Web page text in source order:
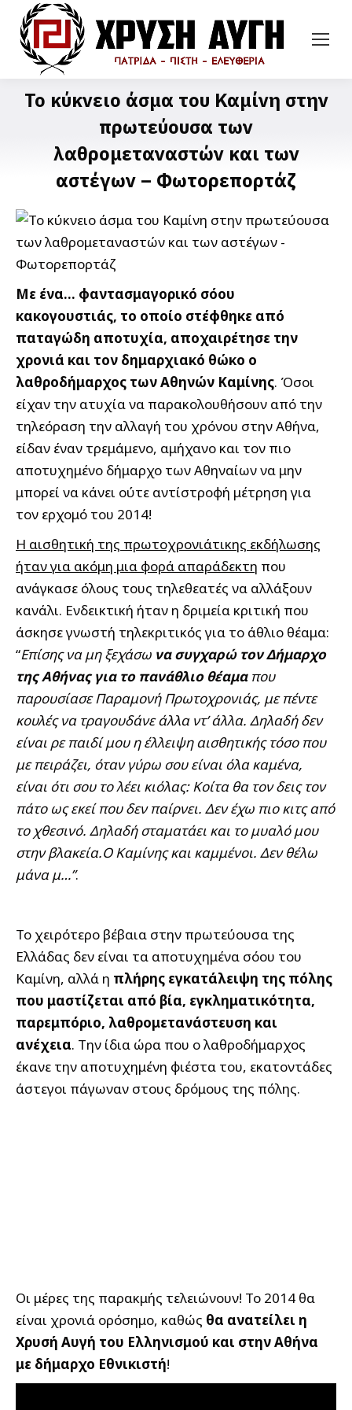
Το κύκνειο άσμα του Καμίνη στην
πρωτεύουσα των
λαθρομεταναστών και των
αστέγων – Φωτορεπορτάζ
Με ένα… φαντασμαγορικό σόου
κακογουστιάς, το οποίο στέφθηκε από
παταγώδη αποτυχία, αποχαιρέτησε την
χρονιά και τον δημαρχιακό θώκο ο
λαθροδήμαρχος των Αθηνών Καμίνης. Όσοι
είχαν την ατυχία να παρακολουθήσουν από την
τηλεόραση την αλλαγή του χρόνου στην Αθήνα,
είδαν έναν τρεμάμενο, αμήχανο και τον πιο
αποτυχημένο δήμαρχο των Αθηναίων να μην
μπορεί να κάνει ούτε αντίστροφή μέτρηση για
τον ερχομό του 2014!
Η αισθητική της πρωτοχρονιάτικης εκδήλωσης
ήταν για ακόμη μια φορά απαράδεκτη που
ανάγκασε όλους τους τηλεθεατές να αλλάξουν
κανάλι. Ενδεικτική ήταν η δριμεία κριτική που
άσκησε γνωστή τηλεκριτικός για το άθλιο θέαμα:
“Επίσης να μη ξεχάσω να συγχαρώ τον Δήμαρχο
της Αθήνας για το πανάθλιο θέαμαπου
παρουσίασε Παραμονή Πρωτοχρονιάς, με πέντε
κουλές να τραγουδάνε άλλα ντ’ άλλα. Δηλαδή δεν
είναι ρε παιδί μου η έλλειψη αισθητικής τόσο που
με πειράζει, όταν γύρω σου είναι όλα καμένα,
είναι ότι σου το λέει κιόλας: Κοίτα θα τον δεις τον
πάτο ως εκεί που δεν παίρνει. Δεν έχω πιο κιτς από
το χθεσινό. Δηλαδή σταματάει και το μυαλό μου
στην βλακεία.Ο Καμίνης και καμμένοι. Δεν θέλω
μάνα μ…”.
Το χειρότερο βέβαια στην πρωτεύουσα της
Ελλάδας δεν είναι τα αποτυχημένα σόου του
Καμίνη, αλλά η πλήρης εγκατάλειψη της πόλης
που μαστίζεται από βία, εγκληματικότητα,
παρεμπόριο, λαθρομετανάστευση και
ανέχεια. Την ίδια ώρα που ο λαθροδήμαρχος
έκανε την αποτυχημένη φιέστα του, εκατοντάδες
άστεγοι πάγωναν στους δρόμους της πόλης.
Οι μέρες της παρακμής τελειώνουν! Το 2014 θα
είναι χρονιά ορόσημο, καθώς θα ανατείλει η
Χρυσή Αυγή του Ελληνισμού και στην Αθήνα
με δήμαρχο Εθνικιστή!